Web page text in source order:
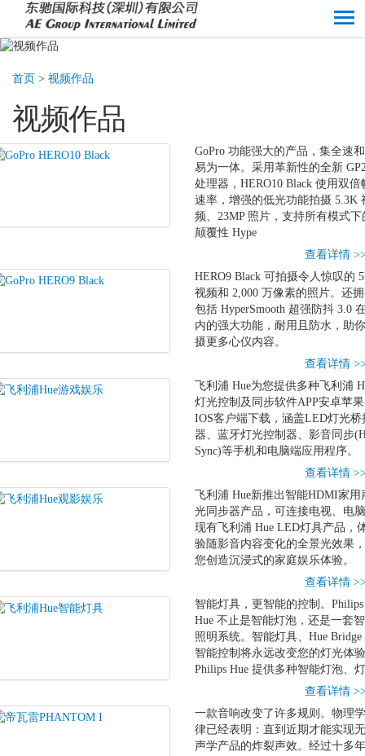
首页 > 视频作品
视频作品
GoPro 功能强大的产品，集全速
易为一体。采用革新性的全新
处理器，HERO10 Black 使用双倍
速率，增强的低光功能拍摄 5.3K
频、23MP 照片，支持所有模式下
颠覆性 Hype
查看详情
HERO9 Black 可拍摄令人惊叹的
视频和 2,000 万像素的照片。还
包括 HyperSmooth 超强防抖 3.0
内的强大功能，耐用且防水，助
摄更多心仪内容。
查看详情
飞利浦 Hue为您提供多种飞利浦
灯光控制及同步软件APP安卓苹果
IOS客户端下载，涵盖LED灯光桥
器、蓝牙灯光控制器、影音同步
Sync)等手机和电脑端应用程序。
查看详情
飞利浦 Hue新推出智能HDMI家用
光同步器产品，可连接电视、电
现有飞利浦 Hue LED灯具产品，
验随影音内容变化的全景光效果
您创造沉浸式的家庭娱乐体验。
查看详情
智能灯具，更智能的控制。Philips
Hue 不止是智能灯泡，还是一套
照明系统。智能灯具、Hue Bridge
智能控制将永远改变您的灯光体
Philips Hue 提供多种智能灯泡、
查看详情
一款音响改变了许多规则。物理
律已经表明：直到近期才能实现
声学产品的炸裂声效。经过十多